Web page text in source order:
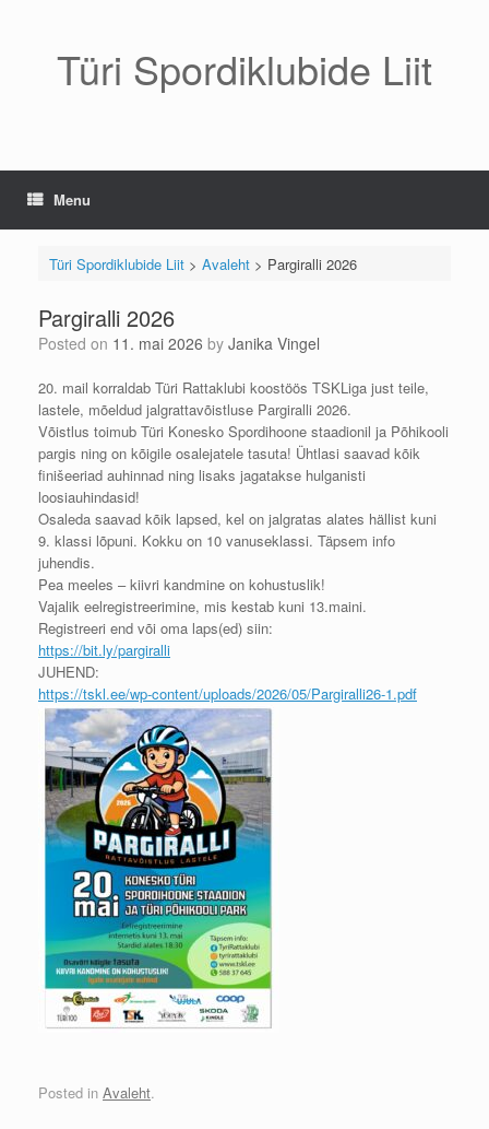
Türi Spordiklubide Liit
Menu
Türi Spordiklubide Liit> Avaleht> Pargiralli 2026
Pargiralli 2026
Posted on 11. mai 2026 by Janika Vingel
20. mail korraldab Türi Rattaklubi koostöös TSKLiga just teile,
lastele, mõeldud jalgrattavõistluse Pargiralli 2026.
Võistlus toimub Türi Konesko Spordihoone staadionil ja Põhikooli
pargis ning on kõigile osalejatele tasuta! Ühtlasi saavad kõik
finišeeriad auhinnad ning lisaks jagatakse hulganisti
loosiauhindasid!
Osaleda saavad kõik lapsed, kel on jalgratas alates hällist kuni
9. klassi lõpuni. Kokku on 10 vanuseklassi. Täpsem info
juhendis.
Pea meeles – kiivri kandmine on kohustuslik!
Vajalik eelregistreerimine, mis kestab kuni 13.maini.
Registreeri end või oma laps(ed) siin:
https://bit.ly/pargiralli
JUHEND:
https://tskl.ee/wp-content/uploads/2026/05/Pargiralli26-1.pdf
Posted in Avaleht.